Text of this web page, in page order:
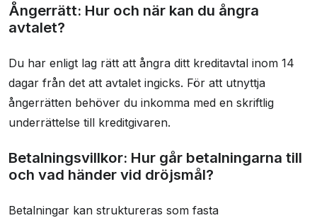
Ångerrätt: Hur och när kan du ångra
avtalet?
Du har enligt lag rätt att ångra ditt kreditavtal inom 14
dagar från det att avtalet ingicks. För att utnyttja
ångerrätten behöver du inkomma med en skriftlig
underrättelse till kreditgivaren.
Betalningsvillkor: Hur går betalningarna till
och vad händer vid dröjsmål?
Betalningar kan struktureras som fasta